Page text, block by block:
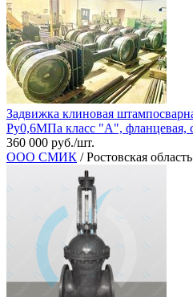
Задвижка клиновая
Ру0,6МПа класс "А",
360 000 руб./шт.
ООО СМИК / Ростовская область